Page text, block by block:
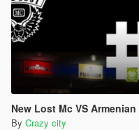
New Lost Mc VS
By Crazy city